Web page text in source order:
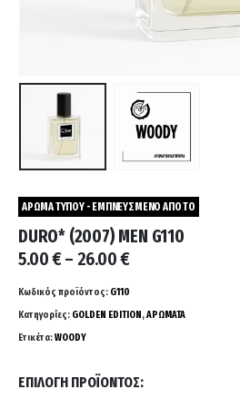
ΑΡΩΜΑ ΤΥΠΟΥ - ΕΜΠΝΕΥΣΜΕΝΟ ΑΠΟ ΤΟ
DURO* (2007) MEN G110
5.00€– 26.00€Price
5.00 €
through
Κωδικός προϊόντος: G110
Κατηγορίες: GOLDEN EDITION ,ΑΡΩΜΑΤΑ
Ετικέτα:WOODY
ΕΠΙΛΟΓΉ ΠΡΟΪΌΝΤΟΣ